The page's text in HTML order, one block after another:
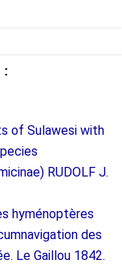
:
of Sulawesi with
RUDOLF J.
hyménoptères
des
Le Gaillou 1842.